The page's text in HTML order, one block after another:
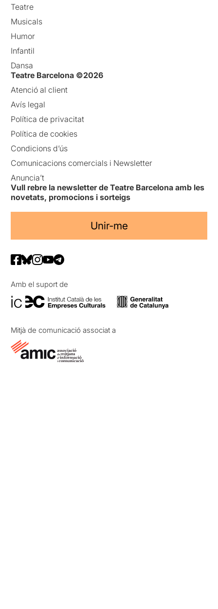
Teatre
Musicals
Humor
Infantil
Dansa
Teatre Barcelona ©2026
Atenció al client
Avís legal
Política de privacitat
Política de cookies
Condicions d’ús
Comunicacions comercials i Newsletter
Anuncia’t
Vull rebre la newsletter de Teatre Barcelona amb les
novetats, promocions i sorteigs
Unir-me
Amb el suport de
Mitjà de comunicació associat a